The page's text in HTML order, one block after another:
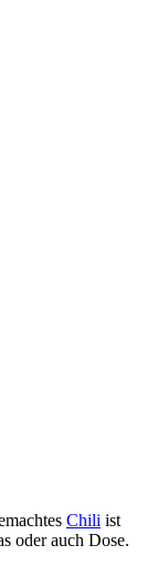
Chili ist
oder auch Dose.